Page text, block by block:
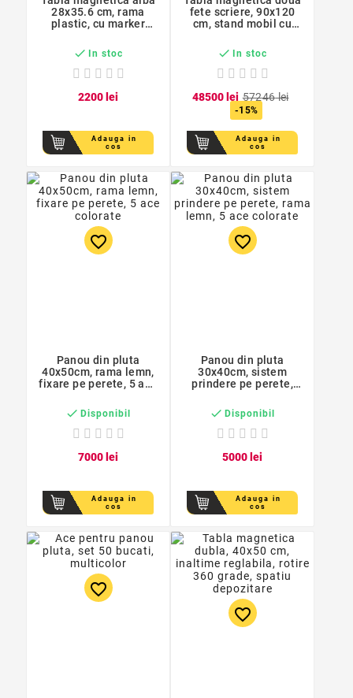
28x35.6 cm, rama
plastic, cu marker
 In stoc
2200 lei
Adauga in
cos
fete scriere, 90x120
cm, stand mobil cu
aluminiu
 In stoc
48500lei 57246lei
-15%
Adauga in
cos
favorite_border
Panou din pluta
40x50cm, rama lemn,
fixare pe perete, 5 ace
 Disponibil
7000 lei
Adauga in
cos
favorite_border
Panou din pluta
30x40cm, sistem
prindere pe perete,
colorate
 Disponibil
5000 lei
Adauga in
cos
favorite_border
favorite_border